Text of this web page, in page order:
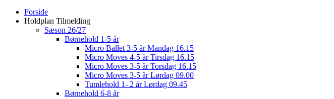
Close
Menu
Forside
Holdplan Tilmelding
Sæson 26/27
Børnehold 1-5 år
Micro Ballet 3-5 år Mandag 16.15
Micro Moves 4-5 år Tirsdag 16.15
Micro Moves 3-5 år Torsdag 16.15
Micro Moves 3-5 år Lørdag 09.00
Tumlehold 1- 2 år Lørdag 09.45
Børnehold 6-8 år